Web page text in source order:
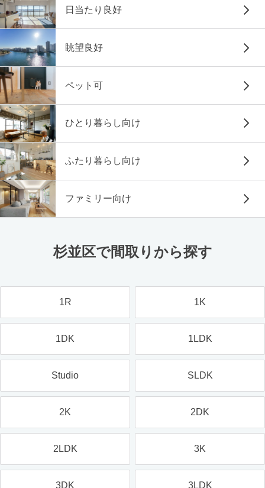
日当たり良好
眺望良好
ペット可
ひとり暮らし向け
ふたり暮らし向け
ファミリー向け
杉並区で間取りから探す
1R 1K
1DK 1LDK
Studio SLDK
2K 2DK
2LDK 3K
3DK 3LDK